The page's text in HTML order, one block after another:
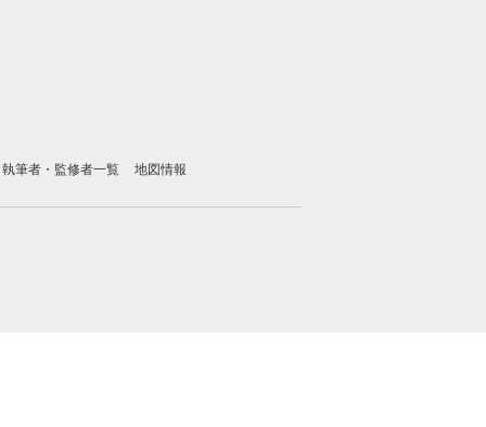
執筆者・監修者一覧 地図情報